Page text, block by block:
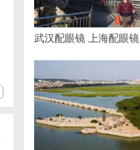
武汉配眼镜 上海配眼镜